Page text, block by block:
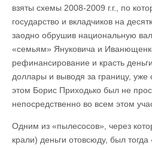
взяты схемы 2008-2009 г.г., по
государство и вкладчиков на
заодно обрушив национальную
«семьям» Януковича и
рефинансирование и красть
доллары и выводя за границу, уже
этом Борис Приходько был не
непосредственно во всем этом
Одним из «пылесосов», через
крали) деньги отовсюду, был тогда